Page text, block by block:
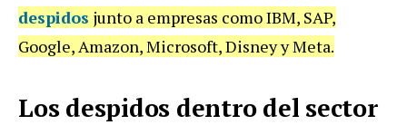
despidos junto a empresas como IBM, SAP,
Google, Amazon, Microsoft, Disney y Meta.
Los despidos dentro del sector